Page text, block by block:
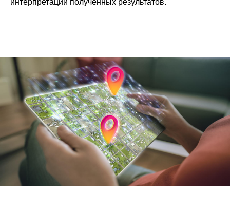
интерпретации полученных результатов.